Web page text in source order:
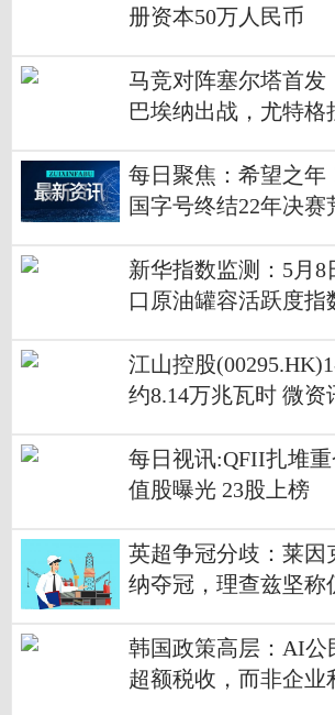
册资本50万人民币
马竞对阵塞尔塔首发
巴埃纳出战，尤特格
每日聚焦：希望之年
国字号终结22年决赛
新华指数监测：5月8
口原油罐容活跃度指
江山控股
约8.14万兆瓦时 微资
每日视讯:QFII扎堆
值股曝光 23股上榜
英超争冠分歧：莱因
纳夺冠，理查兹坚称
韩国政策高层：AI公
超额税收，而非企业